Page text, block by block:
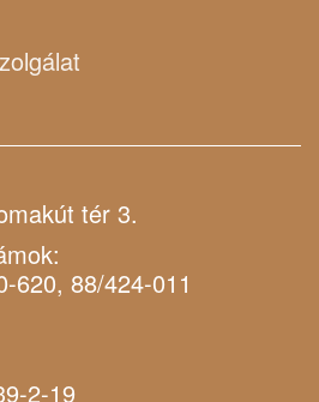
tér 3.
620, 88/424-011
2-19